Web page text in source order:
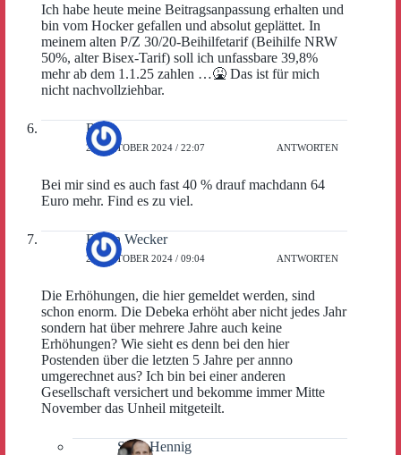
Ich habe heute meine Beitragsanpassung erhalten und
bin vom Hocker gefallen und absolut geplättet. In
meinem alten P/Z 30/20-Beihilfetarif (Beihilfe NRW
50%, alter Bisex-Tarif) soll ich unfassbare 39,8%
mehr ab dem 1.1.25 zahlen …🤮 Das ist für mich
nicht nachvollziehbar.
Ralf
22. OKTOBER 2024 / 22:07 ANTWORTEN
Bei mir sind es auch fast 40 % drauf machdann 64
Euro mehr. Find es zu viel.
Erwin Wecker
23. OKTOBER 2024 / 09:04 ANTWORTEN
Die Erhöhungen, die hier gemeldet werden, sind
schon enorm. Die Debeka erhöht aber nicht jedes Jahr
sondern hat über mehrere Jahre auch keine
Erhöhungen? Wie sieht es denn bei den hier
Postenden über die letzten 5 Jahre per annno
umgerechnet aus? Ich bin bei einer anderen
Gesellschaft versichert und bekomme immer Mitte
November das Unheil mitgeteilt.
Sven Hennig